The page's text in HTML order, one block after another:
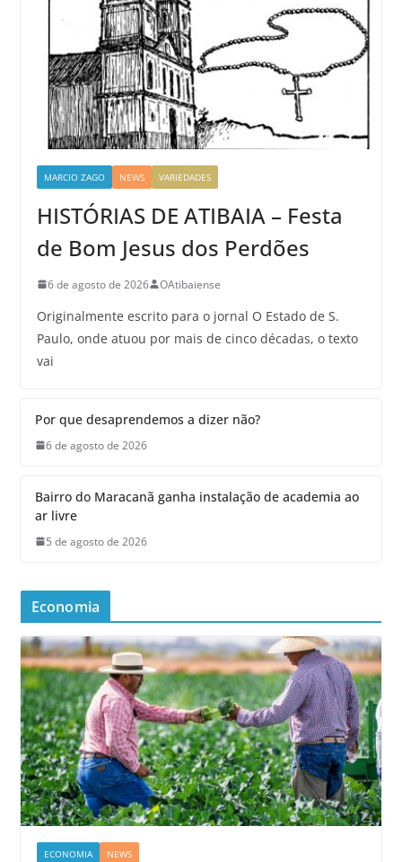
MARCIO ZAGO NEWS VARIEDADES
HISTÓRIAS DE ATIBAIA – Festa
de Bom Jesus dos Perdões
6 de agosto de 2026 OAtibaiense
Originalmente escrito para o jornal O Estado de S.
Paulo, onde atuou por mais de cinco décadas, o texto
vai
Por que desaprendemos a dizer não?
6 de agosto de 2026
Bairro do Maracanã ganha instalação de academia ao
ar livre
5 de agosto de 2026
Economia
ECONOMIA NEWS